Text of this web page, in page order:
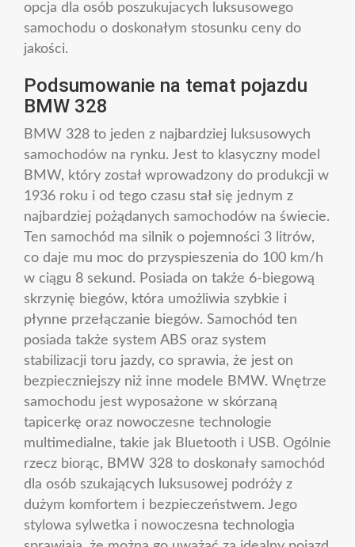
opcja dla osób poszukujacych luksusowego
samochodu o doskonałym stosunku ceny do
jakości.
Podsumowanie na temat pojazdu
BMW 328
BMW 328 to jeden z najbardziej luksusowych
samochodów na rynku. Jest to klasyczny model
BMW, który został wprowadzony do produkcji w
1936 roku i od tego czasu stał się jednym z
najbardziej pożądanych samochodów na świecie.
Ten samochód ma silnik o pojemności 3 litrów,
co daje mu moc do przyspieszenia do 100 km/h
w ciągu 8 sekund. Posiada on także 6-biegową
skrzynię biegów, która umożliwia szybkie i
płynne przełączanie biegów. Samochód ten
posiada także system ABS oraz system
stabilizacji toru jazdy, co sprawia, że jest on
bezpieczniejszy niż inne modele BMW. Wnętrze
samochodu jest wyposażone w skórzaną
tapicerkę oraz nowoczesne technologie
multimedialne, takie jak Bluetooth i USB. Ogólnie
rzecz biorąc, BMW 328 to doskonały samochód
dla osób szukających luksusowej podróży z
dużym komfortem i bezpieczeństwem. Jego
stylowa sylwetka i nowoczesna technologia